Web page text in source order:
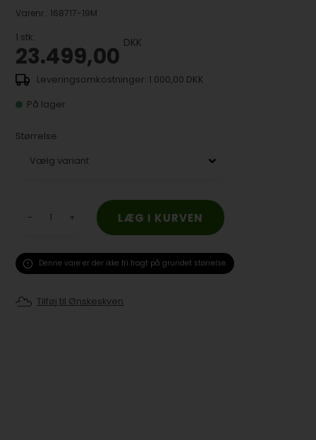
Varenr.: 168717-19M
1 stk.
23.499,00 DKK
1.000,00 DKK
På lager
Størrelse
- +
Denne vare er der ikke fri fragt på grundet størrelse.
Tilføj til Ønskeskyen